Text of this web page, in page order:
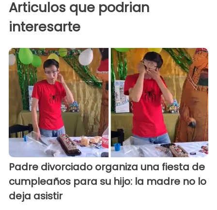
Articulos que podrian
interesarte
Padre divorciado organiza una fiesta de
cumpleaños para su hijo: la madre no lo
deja asistir